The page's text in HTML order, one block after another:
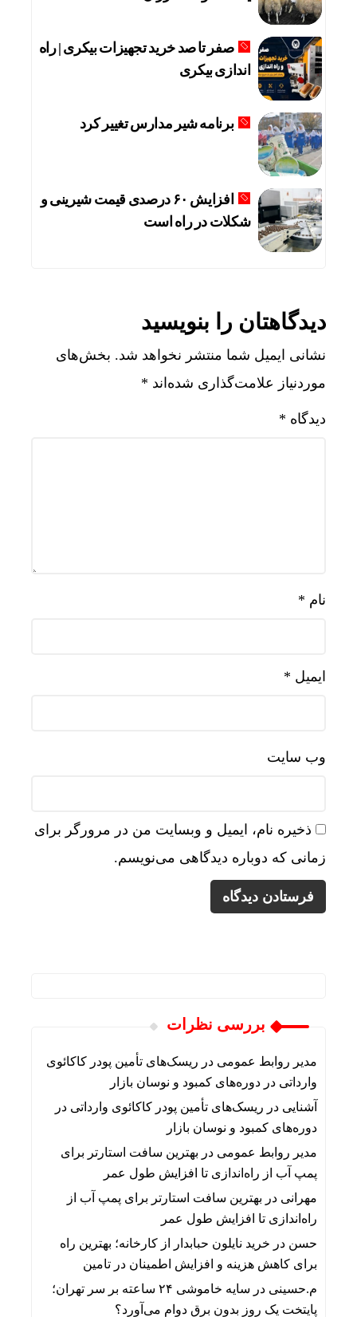
صفر تا صد خرید تجهیزات بیکری | راه
اندازی بیکری
برنامه شیر مدارس تغییر کرد
افزایش ۶۰ درصدی قیمت شیرینی و
شکلات در راه است
دیدگاهتان را بنویسید
نشانی ایمیل شما منتشر نخواهد شد. بخش‌های
موردنیاز علامت‌گذاری شده‌اند *
دیدگاه *
نام *
ایمیل *
وب‌ سایت
ذخیره نام، ایمیل و وبسایت من در مرورگر برای
زمانی که دوباره دیدگاهی می‌نویسم.
بررسی نظرات
مدیر روابط عمومی در ریسک‌های تأمین پودر کاکائوی
وارداتی در دوره‌های کمبود و نوسان بازار
آشنایی در ریسک‌های تأمین پودر کاکائوی وارداتی در
دوره‌های کمبود و نوسان بازار
مدیر روابط عمومی در بهترین سافت استارتر برای
پمپ آب از راه‌اندازی تا افزایش طول عمر
مهرانی در بهترین سافت استارتر برای پمپ آب از
راه‌اندازی تا افزایش طول عمر
حسن در خرید نایلون حبابدار از کارخانه؛ بهترین راه
برای کاهش هزینه و افزایش اطمینان در تامین
م.حسینی در
سایه خاموشی ۲۴ ساعته بر سر تهران؛
پایتخت یک روز بدون برق دوام می‌آورد؟